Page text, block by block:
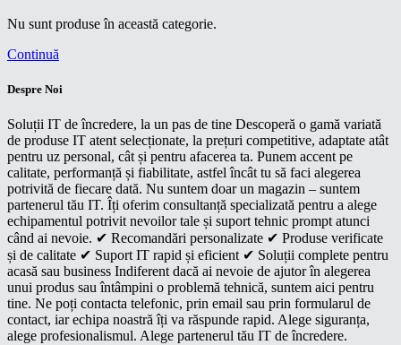
Nu sunt produse în această categorie.
Continuă
Despre Noi
Soluții IT de încredere, la un pas de tine Descoperă o gamă variată
de produse IT atent selecționate, la prețuri competitive, adaptate atât
pentru uz personal, cât și pentru afacerea ta. Punem accent pe
calitate, performanță și fiabilitate, astfel încât tu să faci alegerea
potrivită de fiecare dată. Nu suntem doar un magazin – suntem
partenerul tău IT. Îți oferim consultanță specializată pentru a alege
echipamentul potrivit nevoilor tale și suport tehnic prompt atunci
când ai nevoie. ✔ Recomandări personalizate ✔ Produse verificate
și de calitate ✔ Suport IT rapid și eficient ✔ Soluții complete pentru
acasă sau business Indiferent dacă ai nevoie de ajutor în alegerea
unui produs sau întâmpini o problemă tehnică, suntem aici pentru
tine. Ne poți contacta telefonic, prin email sau prin formularul de
contact, iar echipa noastră îți va răspunde rapid. Alege siguranța,
alege profesionalismul. Alege partenerul tău IT de încredere.